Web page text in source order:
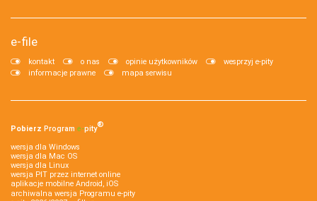
e-file
kontakt o nas opinie użytkowników
wesprzyj e-pity
informacje prawne
mapa serwisu
Pobierz Program e‑pity®
wersja dla Windows
wersja dla Mac OS
wersja dla Linux
wersja PIT przez internet online
aplikacje mobilne Android, iOS
archiwalna wersja Programu e-pity